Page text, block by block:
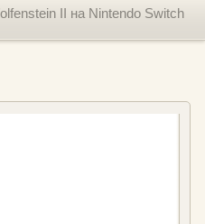
II на Nintendo Switch